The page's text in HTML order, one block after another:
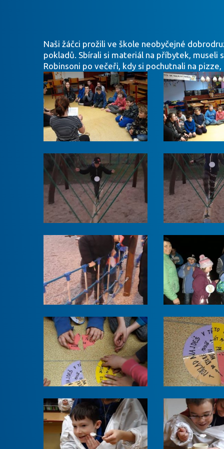
Naši žáčci prožili ve škole neobyčejné
pokladů. Sbírali si materiál na příbytek,
Robinsoni po večeři, kdy si pochutnali na